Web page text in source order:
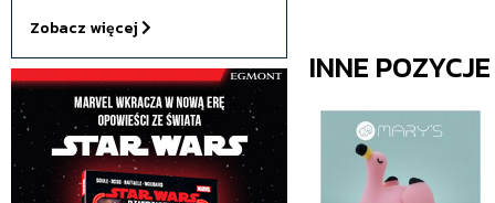
Zobacz więcej
INNE